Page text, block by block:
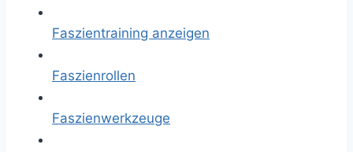
Faszientraining anzeigen
Faszienrollen
Faszienwerkzeuge